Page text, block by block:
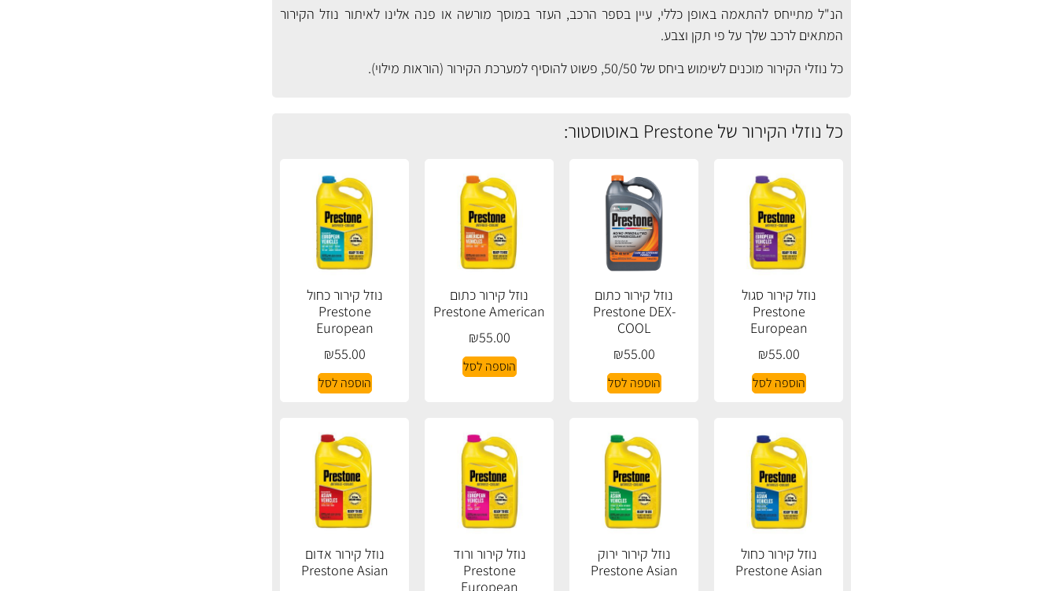
הנ"ל מתייחס להתאמה באופן כללי, עיין בספר הרכב, העזר במוסך מורשה או פנה אלינו לאיתור נוזל הקירור
המתאים לרכב שלך על פי תקן וצבע.
כל נוזלי הקירור מוכנים לשימוש ביחס של 50/50, פשוט להוסיף למערכת הקירור (
הוראות מילוי).
כל נוזלי הקירור של Prestone באוטוסטור:
נוזל קירור סגול
Prestone
European
₪55.00
הוספה לסל
נוזל קירור כתום
Prestone DEX-
COOL
₪55.00
הוספה לסל
נוזל קירור כתום
Prestone American
₪55.00
הוספה לסל
נוזל קירור כחול
Prestone
European
₪55.00
הוספה לסל
נוזל קירור כחול
Prestone Asian
נוזל קירור ירוק
Prestone Asian
נוזל קירור ורוד
Prestone
European
נוזל קירור אדום
Prestone Asian